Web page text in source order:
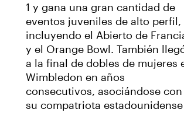
1 y gana una gran cantidad de
eventos juveniles de alto perfil,
incluyendo el Abierto de
y el Orange Bowl. También
a la final de dobles de mujeres
Wimbledon en años
consecutivos, asociándose con
su compatriota estadounidense